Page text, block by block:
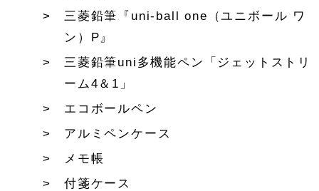
三菱鉛筆『uni-ball one（ユニボール ワ
ン）P』
三菱鉛筆uni多機能ペン「ジェットストリ
ーム4＆1」
エコボールペン
アルミペンケース
メモ帳
付箋ケース